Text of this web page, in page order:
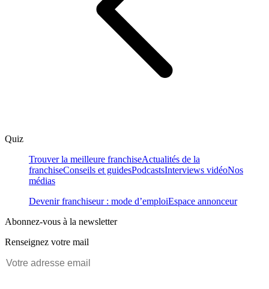
Quiz
Trouver la meilleure franchiseActualités de la
franchiseConseils et guidesPodcastsInterviews vidéoNos
médias
Devenir franchiseur : mode d’emploiEspace annonceur
Abonnez-vous à la newsletter
Renseignez votre mail